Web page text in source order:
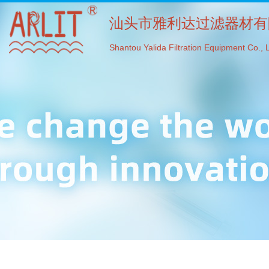
汕头市雅利达过滤器材
Shantou Yalida Filtration Equipment Co.,